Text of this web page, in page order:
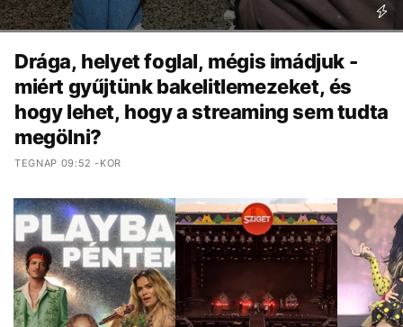
Drága, helyet foglal, mégis imádjuk -
miért gyűjtünk bakelitlemezeket, és
hogy lehet, hogy a streaming sem tudta
megölni?
TEGNAP 09:52 -KOR